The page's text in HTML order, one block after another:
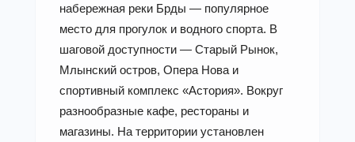
набережная реки Брды — популярное
место для прогулок и водного спорта. В
шаговой доступности — Старый Рынок,
Млынский остров, Опера Нова и
спортивный комплекс «Астория». Вокруг
разнообразные кафе, рестораны и
магазины. На территории установлен